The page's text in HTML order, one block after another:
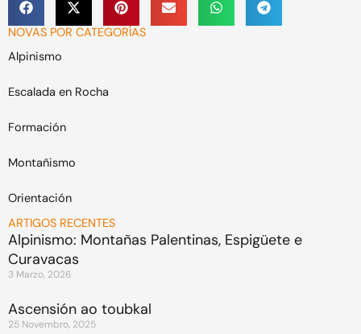
NOVAS POR CATEGORÍAS
Alpinismo
Escalada en Rocha
Formación
Montañismo
Orientación
ARTIGOS RECENTES
Alpinismo: Montañas Palentinas, Espigüete e
Curavacas
3 Marzo, 2026
Ascensión ao toubkal
25 Novembro, 2025